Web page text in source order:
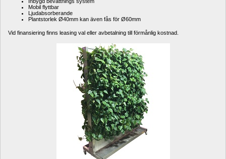
Mobil flyttbar
Ljudabsorberande
Plantstorlek Ø40mm kan även fås för Ø60mm
Vid finansiering finns leasing val eller avbetalning till förmånlig kostnad.